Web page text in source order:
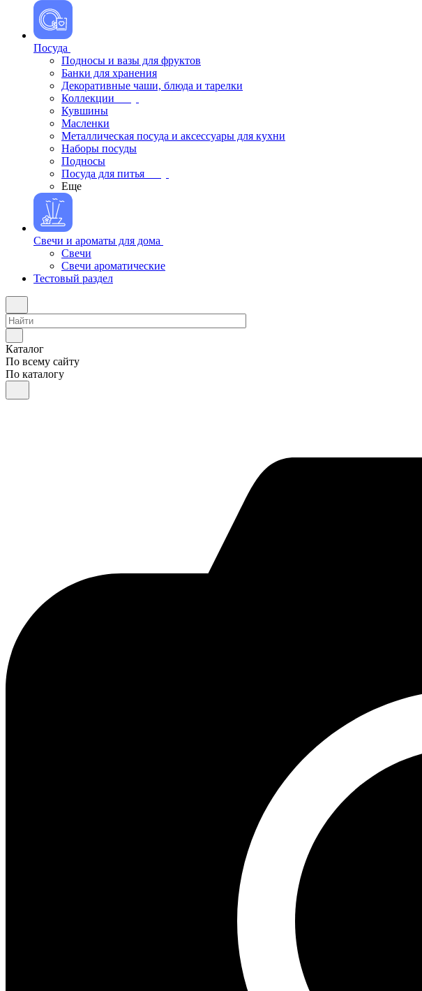
Посуда
Подносы и вазы для фруктов
Банки для хранения
Декоративные чаши, блюда и тарелки
Коллекции
Кувшины
Масленки
Металлическая посуда и аксессуары для кухни
Наборы посуды
Подносы
Посуда для питья
Еще
Свечи и ароматы для дома
Свечи
Свечи ароматические
Тестовый раздел
Каталог
По всему сайту
По каталогу